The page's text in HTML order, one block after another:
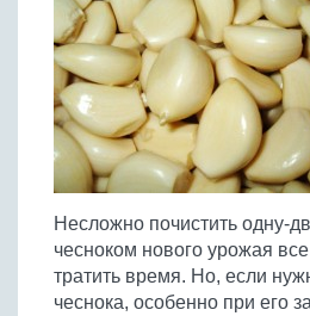
Из яиц и другие
Холодные супы
Супы-пюре
Молочные супы
Сладкие супы
Отварное мясо
Запеченное мясо
Тушеное мясо
Из мясного фарша
Из субпродуктов
Жареная рыба
Отварная и паровая
Запеченная рыба
Тушеная рыба
Из рыбного фарша
Морепродукты
Суши и роллы
Вся птица
Жареная птица
Отварная птица
Запеченная птица
Тушеная птица
Из фарша птицы
Из субпродуктов птицы
Овощи
Все овощи
Жареные овощи
Отварные овощи
Запеченные овощи
Выпечка
Вся выпечка
Торты и пирожные
Пироги и пирожки
Кексы и маффины
Печенье и булочки
Соусы
Все соусы
Соусы к рыбе
Все напитки
Алкогольные напитки
Заготовки
Все заготовки
Десерты
Несложно почистить одну-
чесноком нового урожая
тратить время. Но, если
чеснока, особенно при его